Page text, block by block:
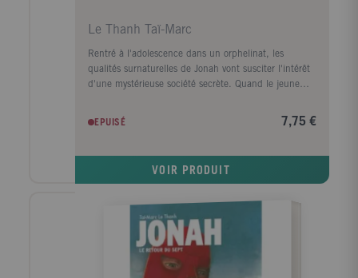
Le Thanh Taï-Marc
Rentré à l'adolescence dans un orphelinat, les
qualités surnaturelles de Jonah vont susciter l'intérêt
d'une mystérieuse société secrète. Quand le jeune
EPUISÉ
7,75 €
VOIR PRODUIT